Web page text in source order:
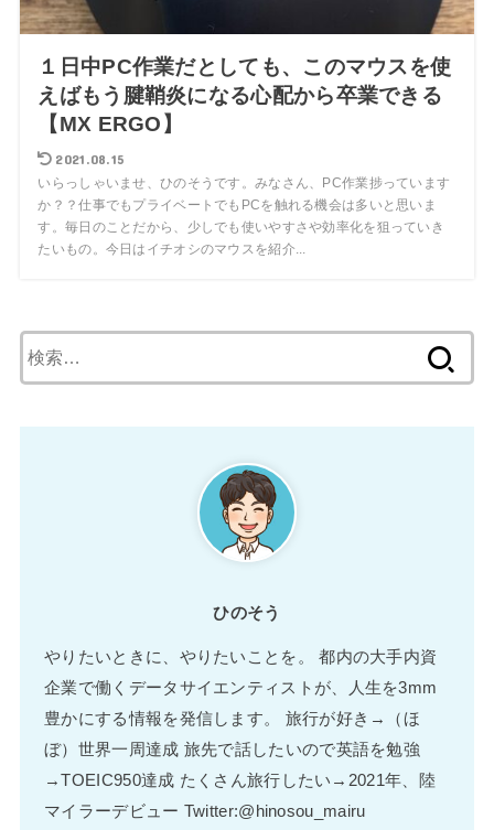
１日中PC作業だとしても、このマウスを使
えばもう腱鞘炎になる心配から卒業できる
【MX ERGO】
2021.08.15
いらっしゃいませ、ひのそうです。みなさん、PC作業捗っています
か？？仕事でもプライベートでもPCを触れる機会は多いと思いま
す。毎日のことだから、少しでも使いやすさや効率化を狙っていき
たいもの。今日はイチオシのマウスを紹介...
ひのそう
やりたいときに、やりたいことを。 都内の大手内資
企業で働くデータサイエンティストが、人生を3mm
豊かにする情報を発信します。 旅行が好き→（ほ
ぼ）世界一周達成 旅先で話したいので英語を勉強
→TOEIC950達成 たくさん旅行したい→2021年、陸
マイラーデビュー Twitter:@hinosou_mairu